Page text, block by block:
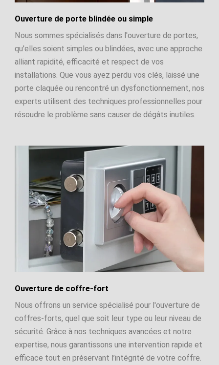
Ouverture de porte blindée ou simple
Nous sommes spécialisés dans l'ouverture de portes,
qu'elles soient simples ou blindées, avec une approche
alliant rapidité, efficacité et respect de vos
installations. Que vous ayez perdu vos clés, laissé une
porte claquée ou rencontré un dysfonctionnement, nos
experts utilisent des techniques professionnelles pour
résoudre le problème sans causer de dégâts inutiles.
Ouverture de coffre-fort
Nous offrons un service spécialisé pour l'ouverture de
coffres-forts, quel que soit leur type ou leur niveau de
sécurité. Grâce à nos techniques avancées et notre
expertise, nous garantissons une intervention rapide et
efficace tout en préservant l’intégrité de votre coffre.